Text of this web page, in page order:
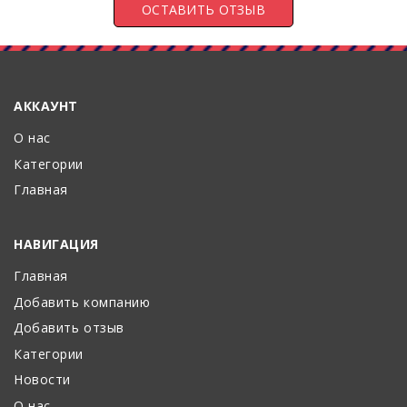
АККАУНТ
О нас
Категории
Главная
НАВИГАЦИЯ
Главная
Добавить компанию
Добавить отзыв
Категории
Новости